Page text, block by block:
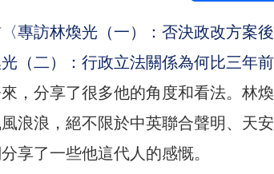
〈專訪林煥光（一）：否決政改方案
光（二）：行政立法關係為何比三年前
，分享了很多他的角度和看法。林
浪浪，絕不限於中英聯合聲明、天安
享了一些他這代人的感慨。